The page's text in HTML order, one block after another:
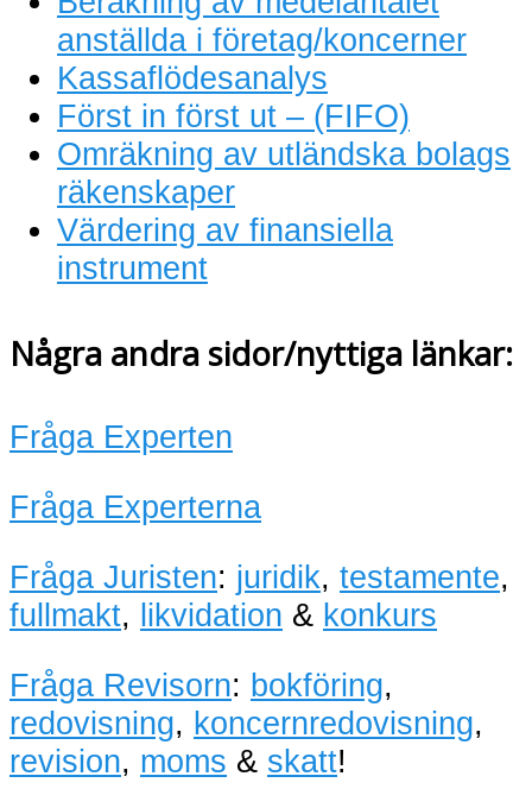
anställda i företag/koncerner
Kassaflödesanalys
Först in först ut – (FIFO)
Omräkning av utländska bolags
räkenskaper
Värdering av finansiella
instrument
Några andra sidor/nyttiga länkar:
Fråga Experten
Fråga Experterna
Fråga Juristen: juridik, testamente,
fullmakt, likvidation & konkurs
Fråga Revisorn: bokföring,
redovisning, koncernredovisning,
revision, moms & skatt!